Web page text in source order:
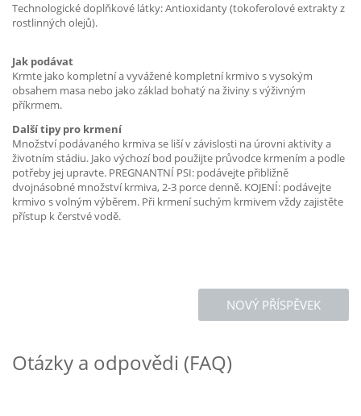
Technologické doplňkové látky: Antioxidanty (tokoferolové extrakty z
rostlinných olejů).
Jak podávat
Krmte jako kompletní a vyvážené kompletní krmivo s vysokým
obsahem masa nebo jako základ bohatý na živiny s výživným
příkrmem.
Další tipy pro krmení
Množství podávaného krmiva se liší v závislosti na úrovni aktivity a
životním stádiu. Jako výchozí bod použijte průvodce krmením a podle
potřeby jej upravte. PREGNANTNÍ PSI: podávejte přibližně
dvojnásobné množství krmiva, 2-3 porce denně. KOJENÍ: podávejte
krmivo s volným výběrem. Při krmení suchým krmivem vždy zajistěte
přístup k čerstvé vodě.
NOVÝ PŘÍSPĚVEK
Otázky a odpovědi (FAQ)